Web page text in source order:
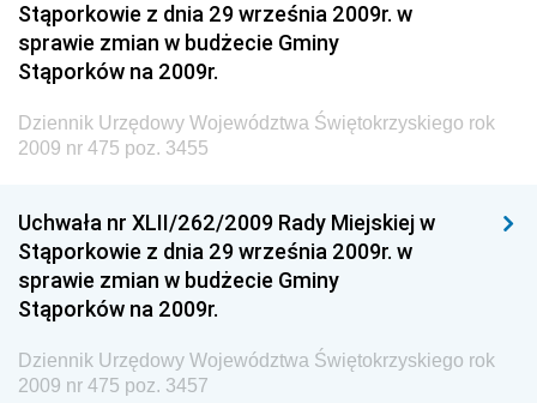
Narodowego i Sportu
Dziennik Urzędowy Ministra Finansów, Funduszy i
Dziennik Urzędowy Ministra Rozwoju, Pracy i
Dziennik Urzędowy Ministra Kultury, Dziedzictwa
Narodowego i Sportu
Dziennik Urzędowy Ministra Rodziny i Polityki
Społecznej
Dziennik Urzędowy Komendy Głównej Straży
Granicznej
Stąporkowie z dnia 29 września 2009r. w
sprawie zmian w budżecie Gminy
Stąporków na 2009r.
Dziennik Urzędowy Województwa Świętokrzyskiego rok
2009 nr 475 poz. 3455
Uchwała nr XLII/262/2009 Rady Miejskiej w
Stąporkowie z dnia 29 września 2009r. w
sprawie zmian w budżecie Gminy
Stąporków na 2009r.
Dziennik Urzędowy Województwa Świętokrzyskiego rok
2009 nr 475 poz. 3457